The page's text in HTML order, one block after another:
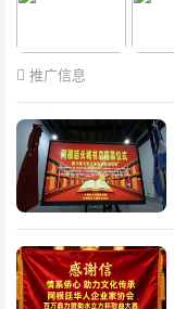
推广信息